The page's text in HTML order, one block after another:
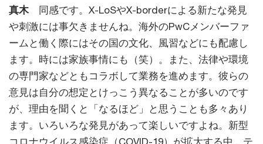
真木同感です。X-LoSやX-borderによる新たな発見
や刺激には事欠きませんね。海外のPwCメンバーファ
ームと働く際にはその国の文化、風習などにも配慮し
ます。時には家族事情にも（笑）。また、法律や環境
の専門家などともコラボして業務を進めます。彼らの
意見は自分の想定とけっこう異なることが多いのです
が、理由を聞くと「なるほど」と思うことも多々あり
ます。いろいろな発見があって楽しいですよね。新型
コロナウイルス感染症（COVID-19）が拡大する中、テ